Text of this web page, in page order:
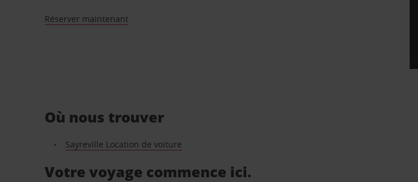
Réserver maintenant
Où nous trouver
Sayreville Location de voiture
Votre voyage commence ici.